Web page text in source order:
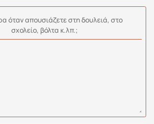
όταν απουσιάζετε στη δουλειά, στο
σχολείο, βόλτα κ.λπ.;